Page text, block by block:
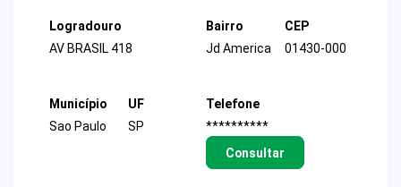
Logradouro
AV BRASIL 418
Bairro
Jd America
CEP
01430-000
Município
Sao Paulo
UF
SP
Telefone
**********
Consultar